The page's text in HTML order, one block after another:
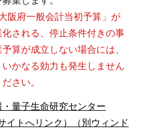
阪府一般会計当初予算」が
される、停止条件付きの事
算が成立しない場合には、
かなる効力も発生しません
さい。
量子生命研究センター
イトへリンク）（別ウィンド